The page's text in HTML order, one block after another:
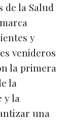
de la Salud
y
venideros
la primera
la
y la
una